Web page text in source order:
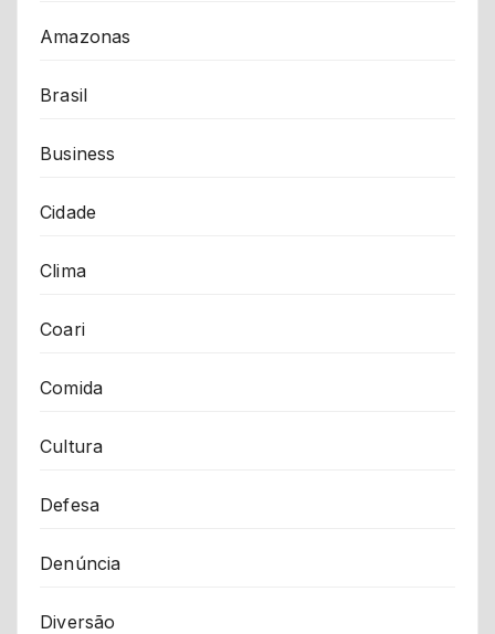
Amazonas
Brasil
Business
Cidade
Clima
Coari
Comida
Cultura
Defesa
Denúncia
Diversão